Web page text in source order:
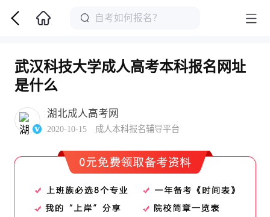
武汉科技大学成人高考本科报名网址
是什么
湖北成人高考网
2020-10-15 成人本科报名辅导平台